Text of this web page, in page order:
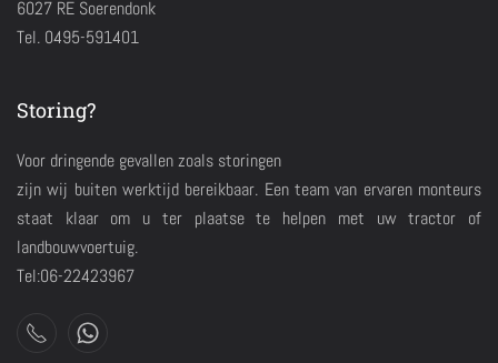
6027 RE Soerendonk
Tel. 0495-591401
Storing?
Voor dringende gevallen zoals storingen
zijn wij buiten werktijd bereikbaar. Een team van ervaren monteurs
staat klaar om u ter plaatse te helpen met uw tractor of
landbouwvoertuig.
Tel:06-22423967